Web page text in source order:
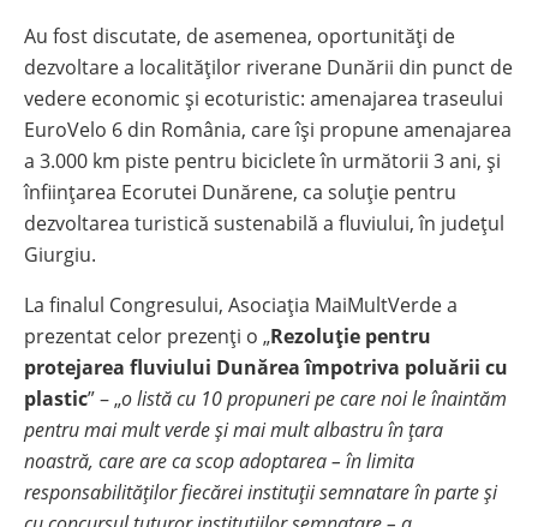
Au fost discutate, de asemenea, oportunități de
dezvoltare a localităților riverane Dunării din punct de
vedere economic și ecoturistic: amenajarea traseului
EuroVelo 6 din România, care își propune amenajarea
a 3.000 km piste pentru biciclete în următorii 3 ani, și
înființarea Ecorutei Dunărene, ca soluție pentru
dezvoltarea turistică sustenabilă a fluviului, în județul
Giurgiu.
La finalul Congresului, Asociația MaiMultVerde a
prezentat celor prezenți o „Rezoluție pentru
protejarea fluviului Dunărea împotriva poluării cu
plastic” – „o listă cu 10 propuneri pe care noi le înaintăm
pentru mai mult verde și mai mult albastru în țara
noastră, care are ca scop adoptarea – în limita
responsabilităților fiecărei instituții semnatare în parte și